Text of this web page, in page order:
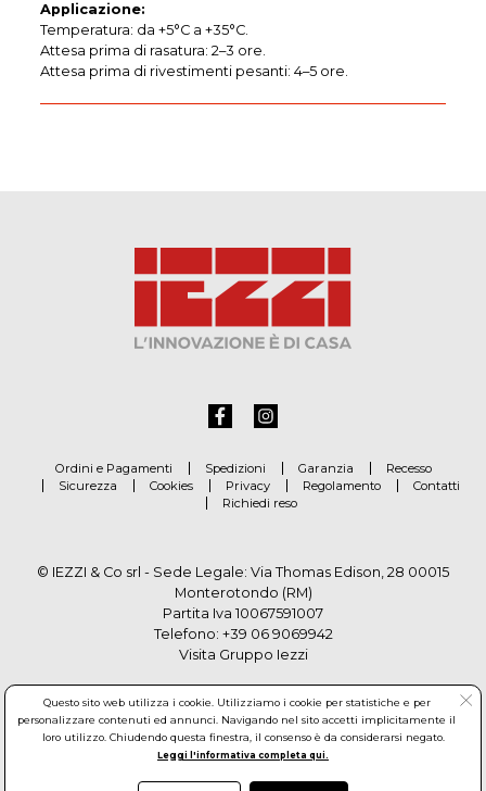
Applicazione:
Temperatura: da +5°C a +35°C.
Attesa prima di rasatura: 2–3 ore.
Attesa prima di rivestimenti pesanti: 4–5 ore.
Ordini e Pagamenti Spedizioni Garanzia
Recesso
Sicurezza
Cookies Privacy Regolamento
Contatti
Richiedi reso
© IEZZI & Co srl - Sede Legale: Via Thomas Edison, 28 00015
Monterotondo (RM)
Partita Iva 10067591007
Telefono: +39 06 9069942
Visita Gruppo Iezzi
Questo sito web utilizza i cookie. Utilizziamo i cookie per statistiche e per
personalizzare contenuti ed annunci. Navigando nel sito accetti implicitamente il
loro utilizzo. Chiudendo questa finestra, il consenso è da considerarsi negato.
Leggi l'informativa completa qui.